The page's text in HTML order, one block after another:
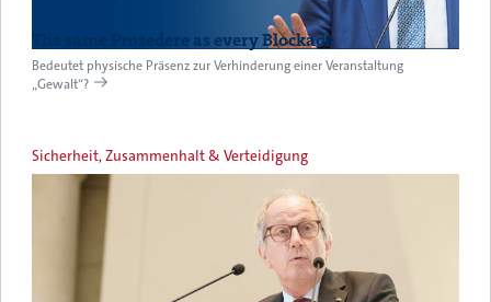
The same Prozedere as every Blockade
Bedeutet physische Präsenz zur Verhinderung einer Veranstaltung
„Gewalt“?
Sicherheit, Zusammenhalt & Verteidigung